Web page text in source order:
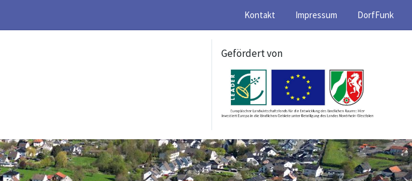
Kontakt Impressum DorfFunk
Gefördert von